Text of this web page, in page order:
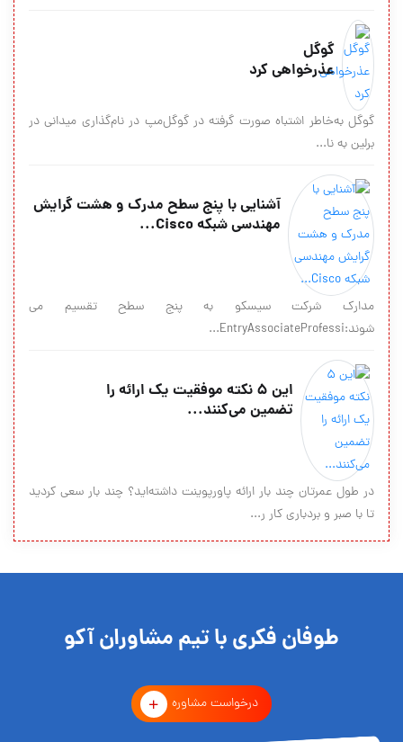
گوگل
عذرخواهی کرد
گوگل به‌خاطر اشتباه صورت‌ گرفته در گوگل‌مپ در نام‌گذاری میدانی در
برلین به نا...
آشنایی با پنج سطح مدرک و هشت گرایش
مهندسی شبکه Cisco...
مدارک شرکت سیسکو به پنج سطح تقسیم می
شوند:EntryAssociateProfessi...
این ۵ نکته موفقیت یک ارائه را
تضمین می‌کنند...
در طول عمرتان چند بار ارائه پاورپوینت داشته‌اید؟ چند بار سعی کردید
تا با صبر و بردباری کار ر...
طوفان فکری با تیم مشاوران آکو
درخواست مشاوره